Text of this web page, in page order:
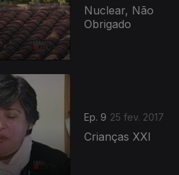
Nuclear, Não
Obrigado
Ep. 9 25 fev. 2017
Crianças XXI